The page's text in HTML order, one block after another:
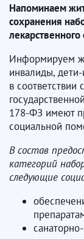
Напоминаем
сохранения
Информируем
инвалиды,
в
178-ФЗ имеют
социальной
В состав
категорий
следующие